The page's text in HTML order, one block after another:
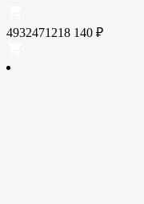
4932471218 140 ₽